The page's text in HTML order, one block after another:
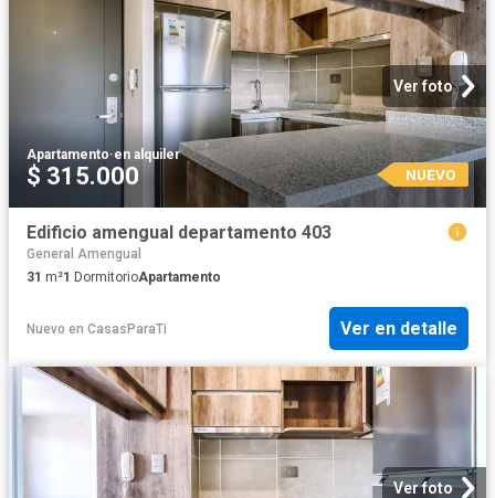
Ver foto
Apartamento·en alquiler
$ 315.000 NUEVO
Edificio amengual departamento 403
General Amengual
31 m²1 DormitorioApartamento
Nuevo en CasasParaTi Ver en detalle
Ver foto